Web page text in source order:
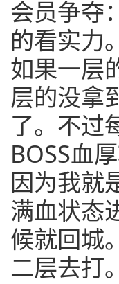
会员争夺
的看实力。
如果一层
层的没拿
了。不过
BOSS血
因为我就
满血状态
候就回城
二层去打